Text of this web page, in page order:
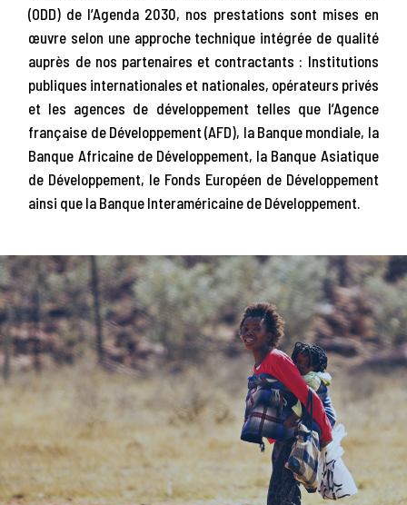
(ODD) de l’Agenda 2030, nos prestations sont mises en
œuvre selon une approche technique intégrée de qualité
auprès de nos partenaires et contractants : Institutions
publiques internationales et nationales, opérateurs privés
et les agences de développement telles que l’Agence
française de Développement (AFD), la Banque mondiale, la
Banque Africaine de Développement, la Banque Asiatique
de Développement, le Fonds Européen de Développement
ainsi que la Banque Interaméricaine de Développement.